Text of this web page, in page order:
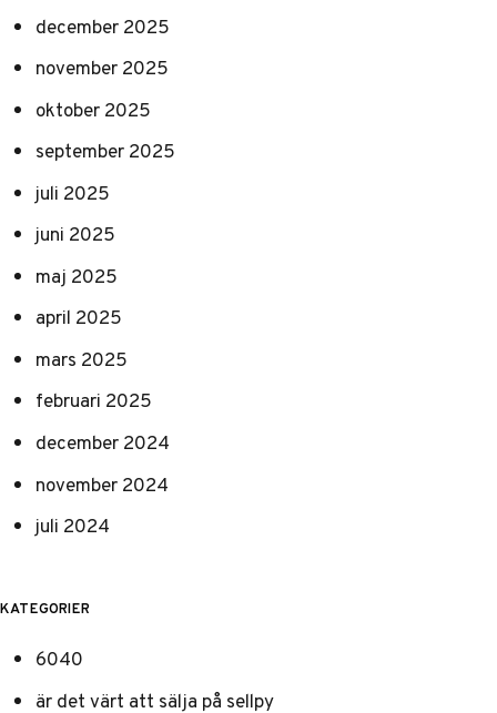
december 2025
november 2025
oktober 2025
september 2025
juli 2025
juni 2025
maj 2025
april 2025
mars 2025
februari 2025
december 2024
november 2024
juli 2024
KATEGORIER
6040
är det värt att sälja på sellpy